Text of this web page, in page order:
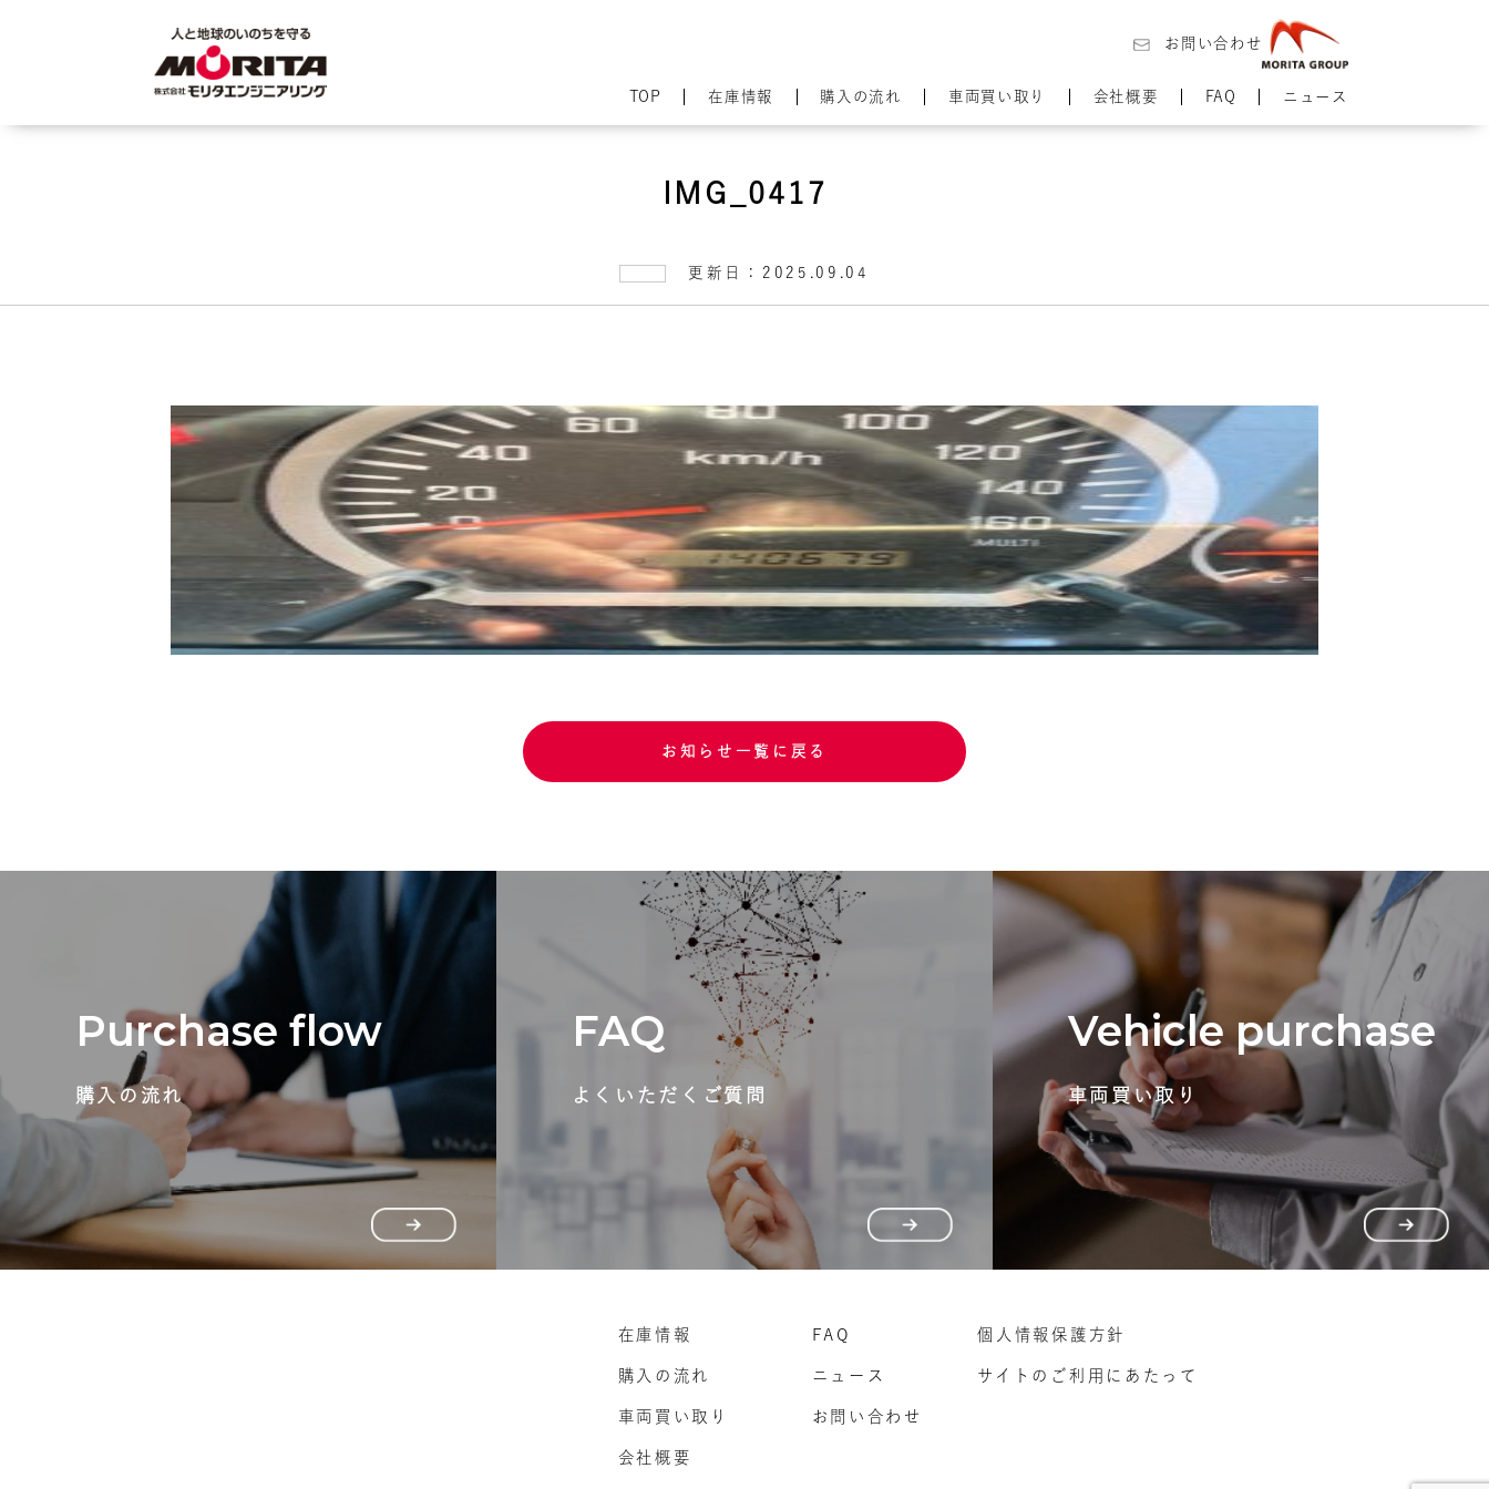
お問い合わせ
TOP 在庫情報 購入の流れ 車両買い取り 会社概要 FAQ ニュース
IMG_0417
更新日：2025.09.04
お知らせ一覧に戻る
Purchase flow
購入の流れ
FAQ
よくいただくご質問
Vehicle purchase
車両買い取り
在庫情報
購入の流れ
車両買い取り
会社概要
FAQ
ニュース
お問い合わせ
個人情報保護方針
サイトのご利用にあたって